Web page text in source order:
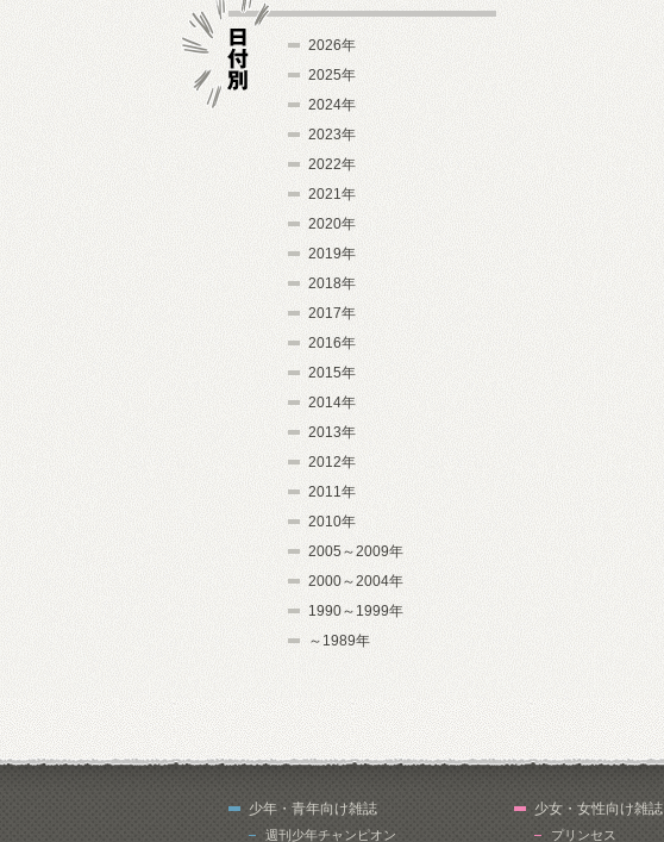
2026年
2025年
2024年
2023年
2022年
2021年
2020年
2019年
2018年
2017年
2016年
2015年
2014年
2013年
2012年
2011年
2010年
2005～2009年
2000～2004年
1990～1999年
～1989年
少年・青年向け雑誌
週刊少年チャンピオン
少女・女性向け雑誌
プリンセス